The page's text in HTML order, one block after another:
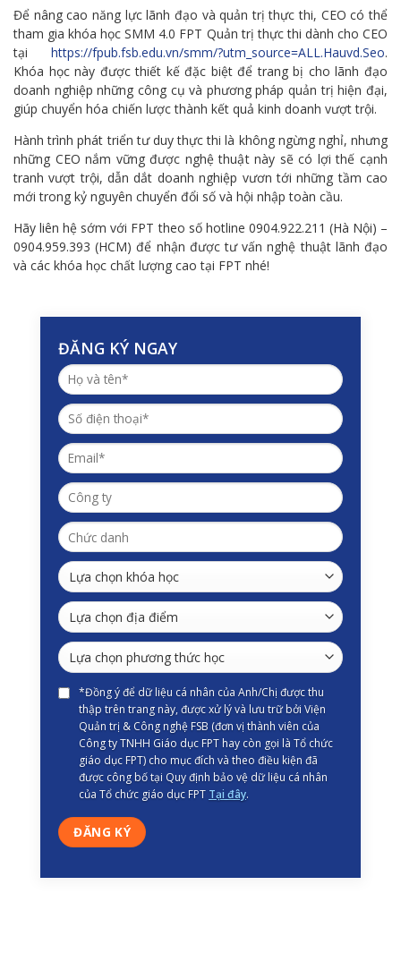
Để nâng cao năng lực lãnh đạo và quản trị thực thi, CEO có thể
tham gia khóa học SMM 4.0 FPT Quản trị thực thi dành cho CEO
tại https://fpub.fsb.edu.vn/smm/?utm_source=ALL.Hauvd.Seo.
Khóa học này được thiết kế đặc biệt để trang bị cho lãnh đạo
doanh nghiệp những công cụ và phương pháp quản trị hiện đại,
giúp chuyển hóa chiến lược thành kết quả kinh doanh vượt trội.
Hành trình phát triển tư duy thực thi là không ngừng nghỉ, nhưng
những CEO nắm vững được nghệ thuật này sẽ có lợi thế cạnh
tranh vượt trội, dẫn dắt doanh nghiệp vươn tới những tầm cao
mới trong kỷ nguyên chuyển đổi số và hội nhập toàn cầu.
Hãy liên hệ sớm với FPT theo số hotline 0904.922.211 (Hà Nội) –
0904.959.393 (HCM) để nhận được tư vấn nghệ thuật lãnh đạo
và các khóa học chất lượng cao tại FPT nhé!
ĐĂNG KÝ NGAY
*Đồng ý để dữ liệu cá nhân của Anh/Chị được thu
thập trên trang này, được xử lý và lưu trữ bởi Viện
Quản trị & Công nghệ FSB (đơn vị thành viên của
Công ty TNHH Giáo dục FPT hay còn gọi là Tổ chức
giáo dục FPT) cho mục đích và theo điều kiện đã
được công bố tại Quy định bảo vệ dữ liệu cá nhân
của Tổ chức giáo dục FPT Tại đây.